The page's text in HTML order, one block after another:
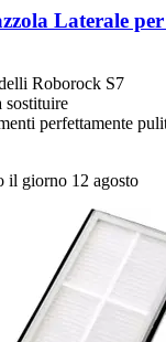
Laterale
Roborock S7
sostituire
perfettamente
il giorno 12 agosto